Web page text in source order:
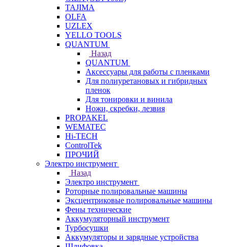
TAJIMA
OLFA
UZLEX
YELLO TOOLS
QUANTUM
Назад
QUANTUM
Аксессуары для работы с пленками
Для полиуретановых и гибридных
пленок
Для тонировки и винила
Ножи, скребки, лезвия
PROPAKEL
WEMATEC
Hi-TECH
ControlTek
ПРОЧИЙ
Электро инструмент
Назад
Электро инструмент
Роторные полировальные машины
Эксцентриковые полировальные машины
Фены технические
Аккумуляторный инструмент
Турбосушки
Аккумуляторы и зарядные устройства